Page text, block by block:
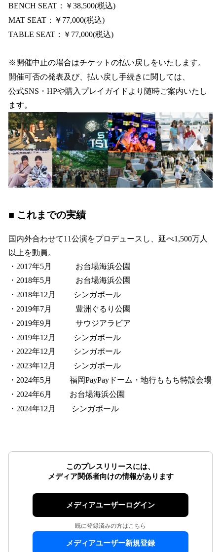
BENCH SEAT：￥38,500(税込)
MAT SEAT：￥77,000(税込)
TABLE SEAT：￥77,000(税込)
※開催中止の場合はチケットの払い戻しをいたします。
開催可否の発表及び、払い戻し手続きに関しては、
公式SNS・HPや購入プレイガイドより随時ご案内いたし
ます。
■ これまでの実績
国内外合わせて11公演をプロデュースし、延べ1,500万人
以上を動員。
・2017年5月 お台場海浜公園
・2018年5月 お台場海浜公園
・2018年12月 シンガポール
・2019年7月 豊洲ぐるり公園
・2019年9月 サウジアラビア
・2019年12月 シンガポール
・2022年12月 シンガポール
・2023年12月 シンガポール
・2024年5月 福岡PayPayドーム・地行ももち特設会場
・2024年6月 お台場海浜公園
・2024年12月 シンガポール
このプレスリリースには、
メディア関係者向けの情報があります
メディアユーザーログイン
既に登録済みの方はこちら
メディアユーザー新規登録